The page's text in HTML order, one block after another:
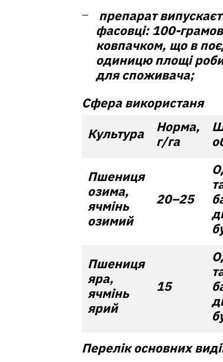
препарат
фасовці: 100-
ковпачком, що в
одиницю площі
для споживача;
Сфера використаня
Культура
Норма,
г/га
Пшениця
озима,
ячмінь
озимий
20–25
Пшениця
яра,
ячмінь
ярий
15
Перелік основних